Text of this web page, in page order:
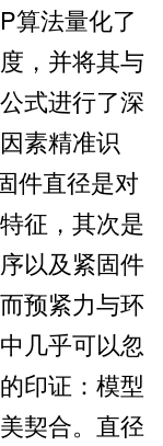
算法量化了
，并将其与
式进行了深
素精准识
件直径是对
征，其次是
以及紧固件
预紧力与环
几乎可以忽
印证：模型
契合。直径